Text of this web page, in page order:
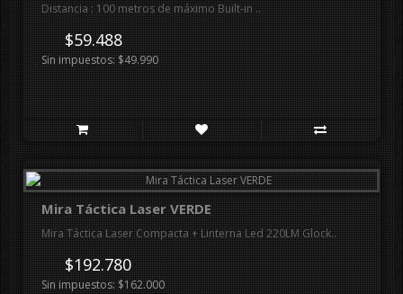
Distancia : 100 metros de máximo Built-in ..
$59.488
Sin impuestos: $49.990
Mira Táctica Laser VERDE
Mira Táctica Laser Compacta + Linterna Led 220LM Glock..
$192.780
Sin impuestos: $162.000